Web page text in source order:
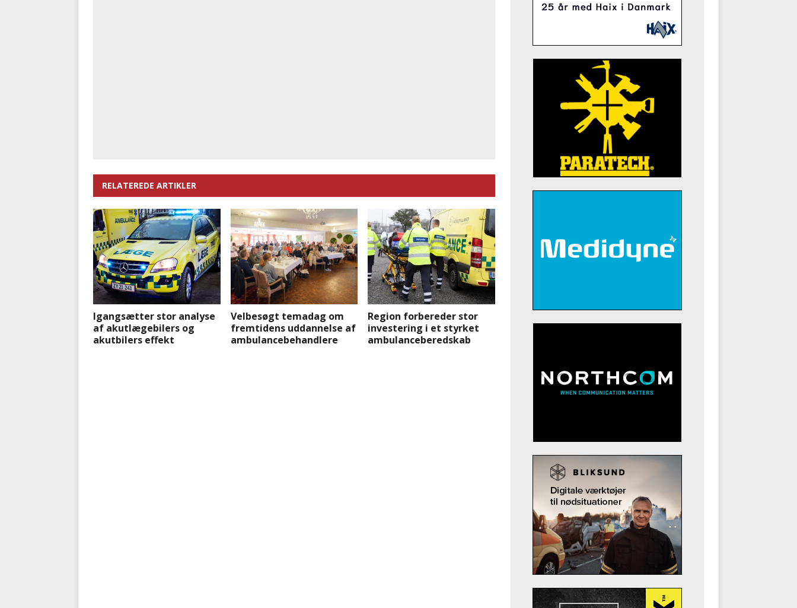
RELATEREDE ARTIKLER
Igangsætter stor analyse
af akutlægebilers og
akutbilers effekt
Velbesøgt temadag om
fremtidens uddannelse af
ambulancebehandlere
Region forbereder stor
investering i et styrket
ambulanceberedskab